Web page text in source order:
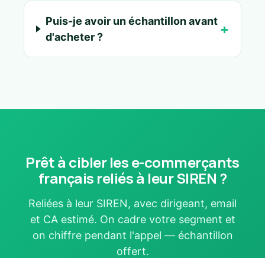
Puis-je avoir un échantillon avant
d'acheter ?
Prêt à cibler les e-commerçants
français reliés à leur SIREN ?
Reliées à leur SIREN, avec dirigeant, email
et CA estimé. On cadre votre segment et
on chiffre pendant l'appel — échantillon
offert.